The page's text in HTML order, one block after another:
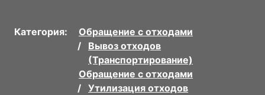
Категория:
Обращение с отходами
Вывоз отходов
(Транспортирование)
Обращение с отходами
Утилизация отходов